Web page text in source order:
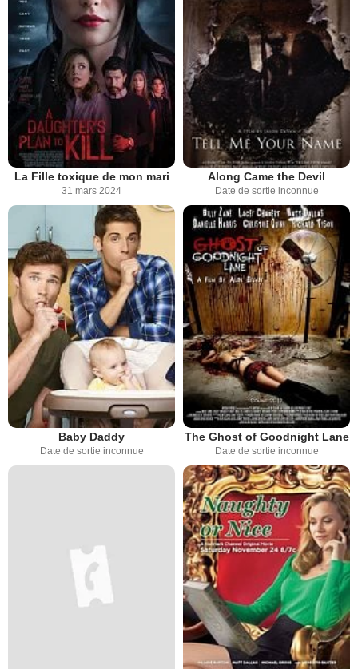
La Fille toxique de mon mari
31 mars 2024
Along Came the Devil
Date de sortie inconnue
Baby Daddy
Date de sortie inconnue
The Ghost of Goodnight Lane
Date de sortie inconnue